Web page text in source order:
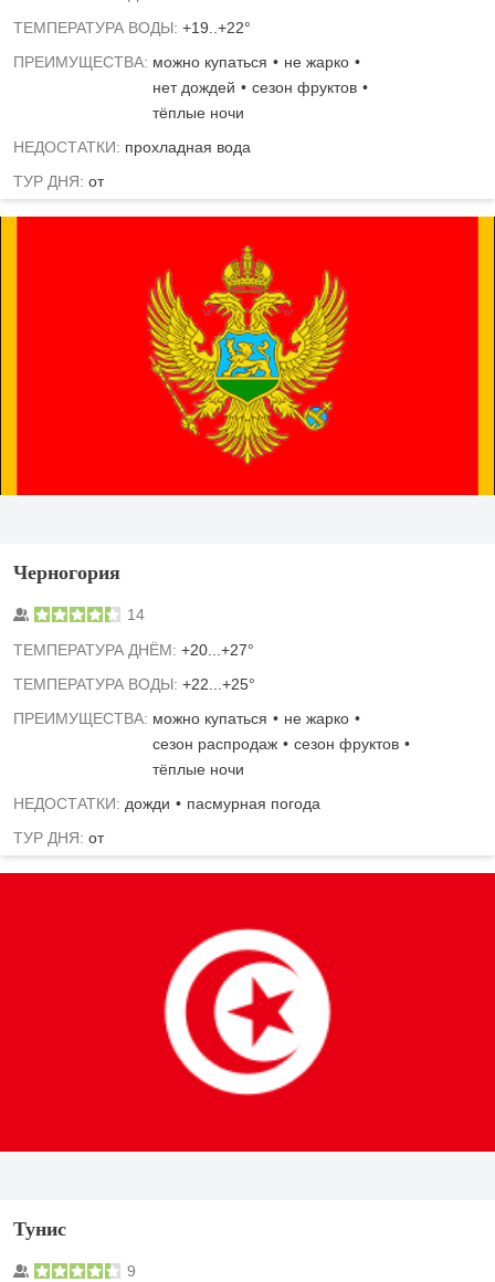
ТЕМПЕРАТУРА ВОДЫ: +19..+22°
ПРЕИМУЩЕСТВА: можно купаться
не жарко
нет дождей
сезон фруктов
тёплые ночи
НЕДОСТАТКИ: прохладная вода
ТУР ДНЯ: от
Черногория
14
TЕМПЕРАТУРА ДНЁМ: +20...+27°
ТЕМПЕРАТУРА ВОДЫ: +22...+25°
ПРЕИМУЩЕСТВА: можно купаться
не жарко
сезон распродаж
сезон фруктов
тёплые ночи
НЕДОСТАТКИ: дожди
пасмурная погода
ТУР ДНЯ: от
Тунис
9